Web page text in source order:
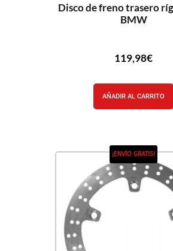
Disco de freno trasero
BMW
119,98€
AÑADIR AL CARRITO
¡ENVÍO GRATIS!